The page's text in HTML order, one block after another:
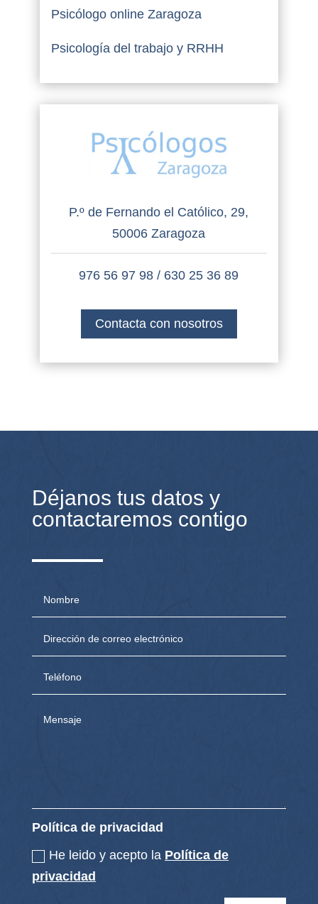
Psicólogo online Zaragoza
Psicología del trabajo y RRHH
P.º de Fernando el Católico, 29,
50006 Zaragoza
976 56 97 98 / 630 25 36 89
Contacta con nosotros
Déjanos tus datos y
contactaremos contigo
Política de privacidad
He leido y acepto la Política de
privacidad